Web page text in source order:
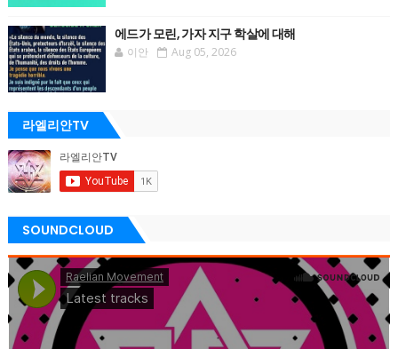
에드가 모린, 가자 지구 학살에 대해
이안 Aug 05, 2026
라엘리안TV
SOUNDCLOUD